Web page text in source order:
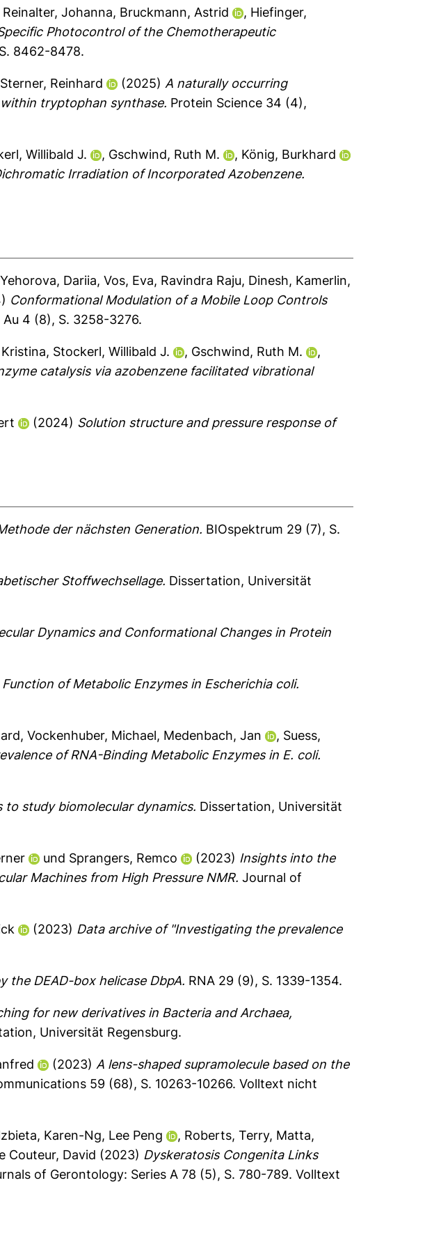
Reinalter, Johanna, Bruckmann, Astrid , Hiefinger,
Photocontrol of the Chemotherapeutic
8462-8478.
Sterner, Reinhard (2025) A naturally occurring
tryptophan synthase. Protein Science 34 (4),
Willibald J. , Gschwind, Ruth M. , König, Burkhard
Irradiation of Incorporated Azobenzene.
Yehorova, Dariia,Vos, Eva, Ravindra Raju, Dinesh, Kamerlin,
Conformational Modulation of a Mobile Loop Controls
Au 4 (8), S. 3258-3276.
, Stockerl, Willibald J. , Gschwind, Ruth M.
,
catalysis via azobenzene facilitated vibrational
(2024) Solution structure and pressure response of
der nächsten Generation. BIOspektrum 29 (7), S.
Stoffwechsellage. Dissertation, Universität
Dynamics and Conformational Changes in Protein
of Metabolic Enzymes in Escherichia coli.
,Vockenhuber, Michael, Medenbach, Jan , Suess,
of RNA-Binding Metabolic Enzymes in E. coli.
study biomolecular dynamics. Dissertation, Universität
und Sprangers, Remco (2023) Insights into the
Machines from High Pressure NMR. Journal of
(2023) Data archive of "Investigating the prevalence
the DEAD-box helicase DbpA. RNA 29 (9), S. 1339-1354.
for new derivatives in Bacteria and Archaea,
Universität Regensburg.
(2023) A lens-shaped supramolecule based on the
59 (68), S. 10263-10266.Volltext nicht
, Karen-Ng, Lee Peng , Roberts, Terry, Matta,
Couteur, David (2023) Dyskeratosis Congenita Links
of Gerontology: Series A 78 (5), S. 780-789.Volltext